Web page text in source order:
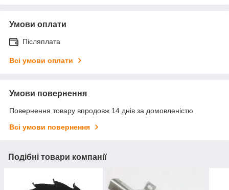
Умови оплати
Післяплата
Всі умови оплати
Умови повернення
Повернення товару впродовж 14 днів за домовленістю
Всі умови повернення
Подібні товари компанії